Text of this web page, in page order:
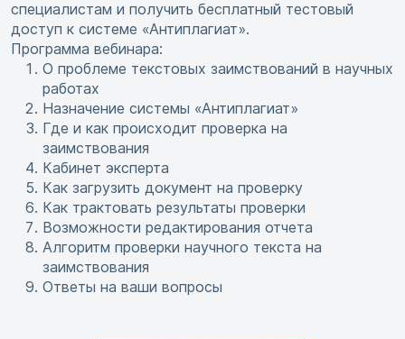
специалистам и получить бесплатный тестовый
доступ к системе «Антиплагиат».
Программа вебинара:
О проблеме текстовых заимствований в научных
работах
Назначение системы «Антиплагиат»
Где и как происходит проверка на
заимствования
Кабинет эксперта
Как загрузить документ на проверку
Как трактовать результаты проверки
Возможности редактирования отчета
Алгоритм проверки научного текста на
заимствования
Ответы на ваши вопросы